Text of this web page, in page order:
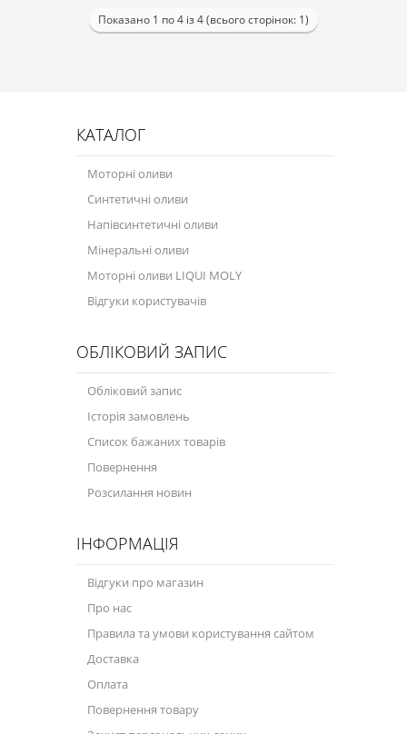
Показано 1 по 4 із 4 (всього сторінок: 1)
КАТАЛОГ
Моторні оливи
Синтетичні оливи
Напівсинтетичні оливи
Мінеральні оливи
Моторні оливи LIQUI MOLY
Відгуки користувачів
ОБЛІКОВИЙ ЗАПИС
Обліковий запис
Історія замовлень
Список бажаних товарів
Повернення
Розсилання новин
ІНФОРМАЦІЯ
Відгуки про магазин
Про нас
Правила та умови користування сайтом
Доставка
Оплата
Повернення товару